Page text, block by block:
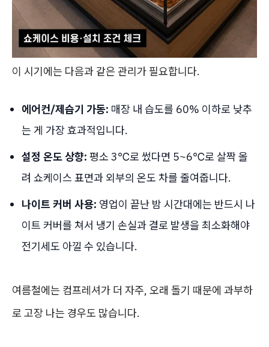
이 시기에는 다음과 같은 관리가 필요합니다.
에어컨/제습기 가동: 매장 내 습도를 60% 이하로 낮추
는 게 가장 효과적입니다.
설정 온도 상향: 평소 3℃로 썼다면 5~6℃로 살짝 올
려 쇼케이스 표면과 외부의 온도 차를 줄여줍니다.
나이트 커버 사용: 영업이 끝난 밤 시간대에는 반드시 나
이트 커버를 쳐서 냉기 손실과 결로 발생을 최소화해야
전기세도 아낄 수 있습니다.
여름철에는 컴프레셔가 더 자주, 오래 돌기 때문에 과부하
로 고장 나는 경우도 많습니다.